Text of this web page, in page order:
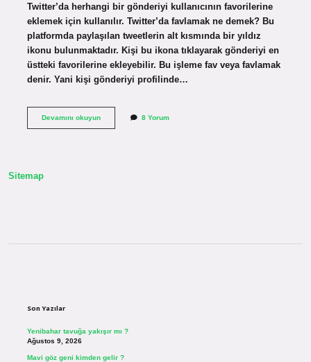
Twitter’da herhangi bir gönderiyi kullanıcının favorilerine
eklemek için kullanılır. Twitter’da favlamak ne demek? Bu
platformda paylaşılan tweetlerin alt kısmında bir yıldız
ikonu bulunmaktadır. Kişi bu ikona tıklayarak gönderiyi en
üstteki favorilerine ekleyebilir. Bu işleme fav veya favlamak
denir. Yani kişi gönderiyi profilinde…
Devamını okuyunTwitterda
8 Yorum
Sitemap
Son Yazılar
Yenibahar tavuğa yakışır mı ?
Ağustos 9, 2026
Mavi göz geni kimden gelir ?